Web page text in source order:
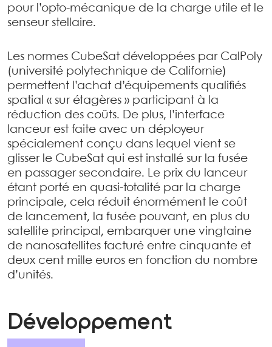
pour l’opto-mécanique de la charge utile et le
senseur stellaire.
Les normes CubeSat développées par CalPoly
(université polytechnique de Californie)
permettent l’achat d’équipements qualifiés
spatial « sur étagères » participant à la
réduction des coûts. De plus, l’interface
lanceur est faite avec un déployeur
spécialement conçu dans lequel vient se
glisser le CubeSat qui est installé sur la fusée
en passager secondaire. Le prix du lanceur
étant porté en quasi-totalité par la charge
principale, cela réduit énormément le coût
de lancement, la fusée pouvant, en plus du
satellite principal, embarquer une vingtaine
de nanosatellites facturé entre cinquante et
deux cent mille euros en fonction du nombre
d’unités.
Développement